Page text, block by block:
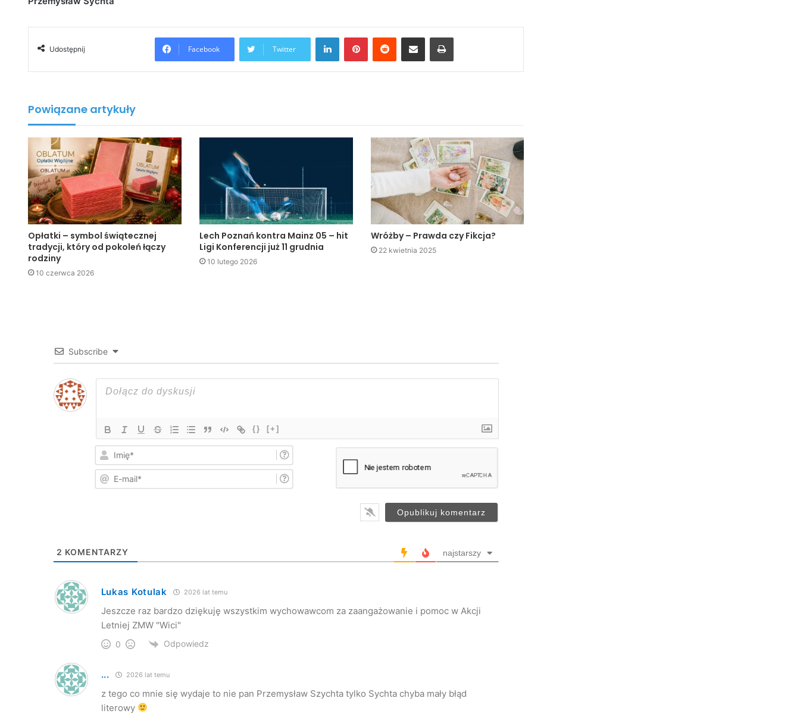
Udostępnij Facebook Twitter
LinkedIn
Powiązane artykuły
Opłatki – symbol świątecznej
tradycji, który od pokoleń łączy
rodziny
10 czerwca 2026
Lech Poznań kontra Mainz 05 – hit
Ligi Konferencji już 11 grudnia
10 lutego 2026
Wróżby – Prawda czy Fikcja?
22 kwietnia 2025
Subscribe
{} [+]
i
*
2 KOMENTARZY najstarszy
Lukas Kotulak 2026 lat temu
Jeszcze raz bardzo dziękuję wszystkim wychowawcom za zaangażowanie i pomoc w Akcji
Letniej ZMW "Wici"
0 Odpowiedz
... 2026 lat temu
z tego co mnie się wydaje to nie pan Przemysław Szychta tylko Sychta chyba mały błąd
literowy